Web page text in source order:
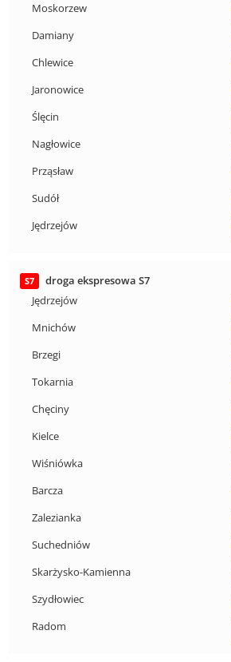
Moskorzew
Damiany
Chlewice
Jaronowice
Ślęcin
Nagłowice
Prząsław
Sudół
Jędrzejów
S7
droga ekspresowa S7
Jędrzejów
Mnichów
Brzegi
Tokarnia
Chęciny
Kielce
Wiśniówka
Barcza
Zalezianka
Suchedniów
Skarżysko-Kamienna
Szydłowiec
Radom